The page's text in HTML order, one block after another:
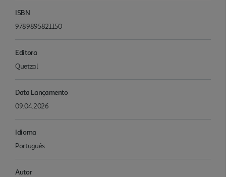
ISBN
9789895821150
Editora
Quetzal
Data Lançamento
09.04.2026
Idioma
Português
Autor